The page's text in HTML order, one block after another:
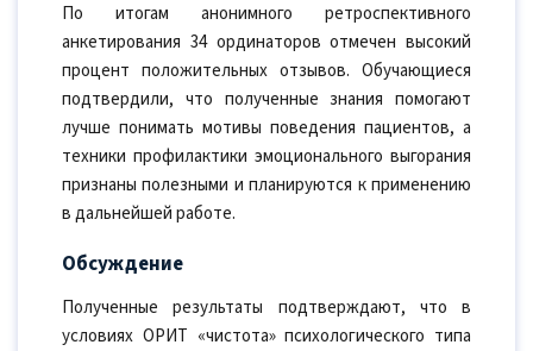
По итогам анонимного ретроспективного
анкетирования 34 ординаторов отмечен высокий
процент положительных отзывов. Обучающиеся
подтвердили, что полученные знания помогают
лучше понимать мотивы поведения пациентов, а
техники профилактики эмоционального выгорания
признаны полезными и планируются к применению
в дальнейшей работе.
Обсуждение
Полученные результаты подтверждают, что в
условиях ОРИТ «чистота» психологического типа